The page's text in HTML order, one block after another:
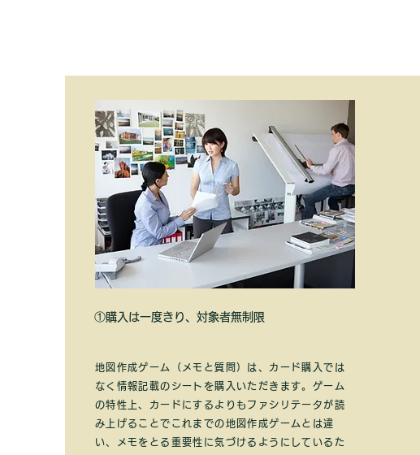
​①購入は一度きり、対象者無制限
地図作成ゲーム（メモと質問）は、カード購入では
なく情報記載のシートを購入いただきます。ゲーム
の特性上、カードにするよりもファシリテータが読
み上げることでこれまでの地図作成ゲームとは違
い、メモをとる重要性に気づけるようにしているた